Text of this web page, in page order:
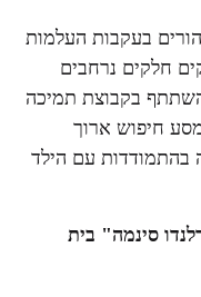
בעקבות העלמות
חלקים נרחבים
בקבוצת תמיכה
חיפוש ארוך
סוערת מפתיעה בהתמודדות עם הילד
סינמה" בית